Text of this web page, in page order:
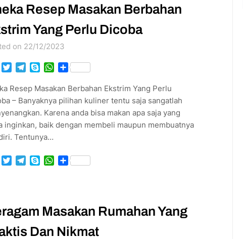
Resep Masakan Berbahan
Yang Perlu Dicoba
on 22/12/2023
TwitterTelegram
SkypeWhatsApp
Share
Resep Masakan Berbahan Ekstrim Yang Perlu
– Banyaknya pilihan kuliner tentu saja sangatlah
Karena anda bisa makan apa saja yang
inginkan, baik dengan membeli maupun membuatnya
Tentunya…
TwitterTelegram
SkypeWhatsApp
Share
Masakan Rumahan Yang
Dan Nikmat